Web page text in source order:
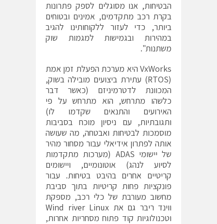
הבטיחות, אנו מסוגלים לספק פתרונות
בקרת רכב מתקדמים, אמינים ובטוחים
ביותר, כדי לעזור ללקוחותינו להגיב
במהירות ובגמישות למגמות שוק
משתנות".
VxWorks היא מערכת הפעלת זמן אמת
(RTOS) עתירת ביצועים מובילה בשוק,
המכוונת לדטרמיניזם (כאשר דבר
כלשהו מתרחש, הוא מתרחש על פי
האירועים והתנאים שקדמו לו)
ותגובתיות, עם ניסיון מוכח בסביבות
מוסמכות לבטיחות ואבטחה, מה שעושה
אותה לפתרון אידיאלי עבור מסחור מהיר
של יישומי ADAS (מערכות מתקדמות
לסיוע לנהג) אוטונומיים, ויישומים
קריטיים אחרים בהיבט בטיחות. עבור
פונקציות פחות קריטיות בתוך סביבת
מחשוב מעורבת של כלי רכב, מספקת
ווינד ריבר גם את Wind river Linux
וטכנולוגיות קוד פתוח מסחריות אחרות,